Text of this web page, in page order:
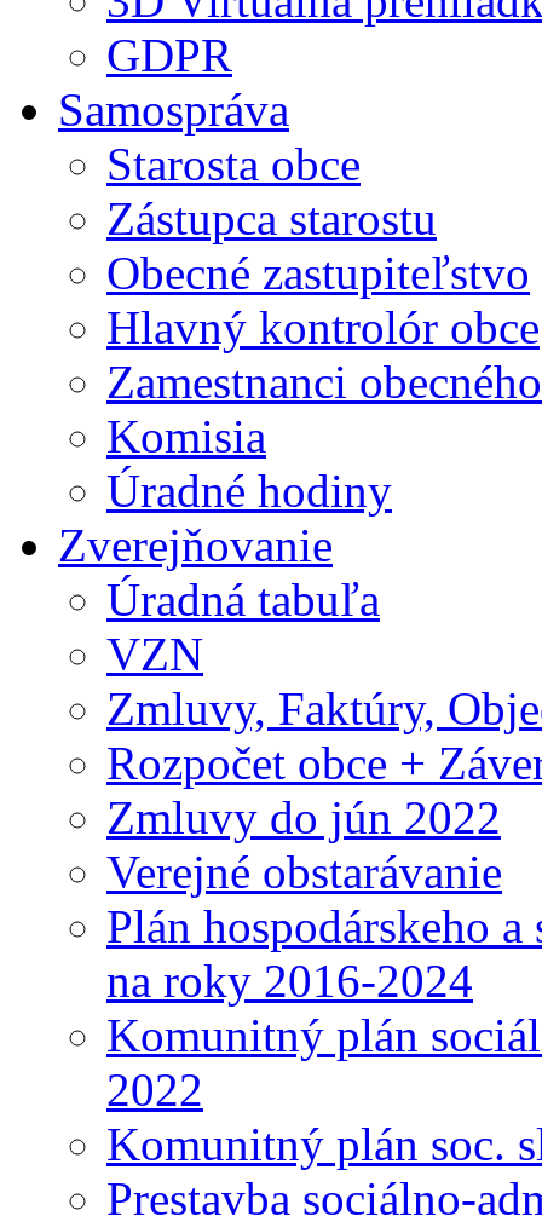
GDPR
Samospráva
Starosta obce
Zástupca starostu
Obecné zastupiteľstvo
Hlavný kontrolór obce
Zamestnanci
Komisia
Úradné hodiny
Zverejňovanie
Úradná tabuľa
VZN
Zmluvy, Faktúry,
Rozpočet obce +
Zmluvy do jún 2022
Verejné obstarávanie
Plán hospodárskeho
na roky 2016-2024
Komunitný plán
2022
Komunitný plán soc.
Prestavba sociálno-